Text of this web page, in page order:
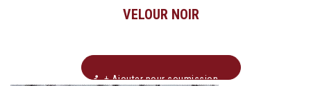
VELOUR NOIR
+ Ajouter pour soumission